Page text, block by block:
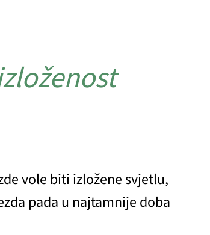
vole biti izložene svjetlu,
pada u najtamnije doba